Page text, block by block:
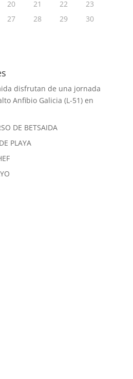
20 21 22
23
27 28 29
30
disfrutan de una jornada
Anfibio Galicia (L-51) en
DE BETSAIDA
PLAYA